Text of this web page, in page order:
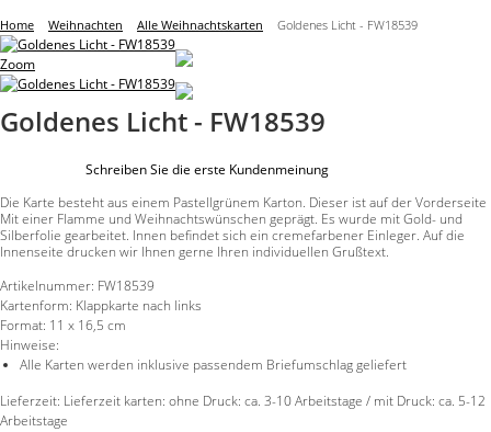
Home Weihnachten Alle Weihnachtskarten Goldenes Licht - FW18539
Zoom
Goldenes Licht - FW18539
Schreiben Sie die erste Kundenmeinung
Die Karte besteht aus einem Pastellgrünem Karton. Dieser ist auf der Vorderseite
Mit einer Flamme und Weihnachtswünschen geprägt. Es wurde mit Gold- und
Silberfolie gearbeitet. Innen befindet sich ein cremefarbener Einleger. Auf die
Innenseite drucken wir Ihnen gerne Ihren individuellen Grußtext.
Artikelnummer: FW18539
Kartenform: Klappkarte nach links
Format: 11 x 16,5 cm
Hinweise:
Alle Karten werden inklusive passendem Briefumschlag geliefert
Lieferzeit: Lieferzeit karten: ohne Druck: ca. 3-10 Arbeitstage / mit Druck: ca. 5-12
Arbeitstage